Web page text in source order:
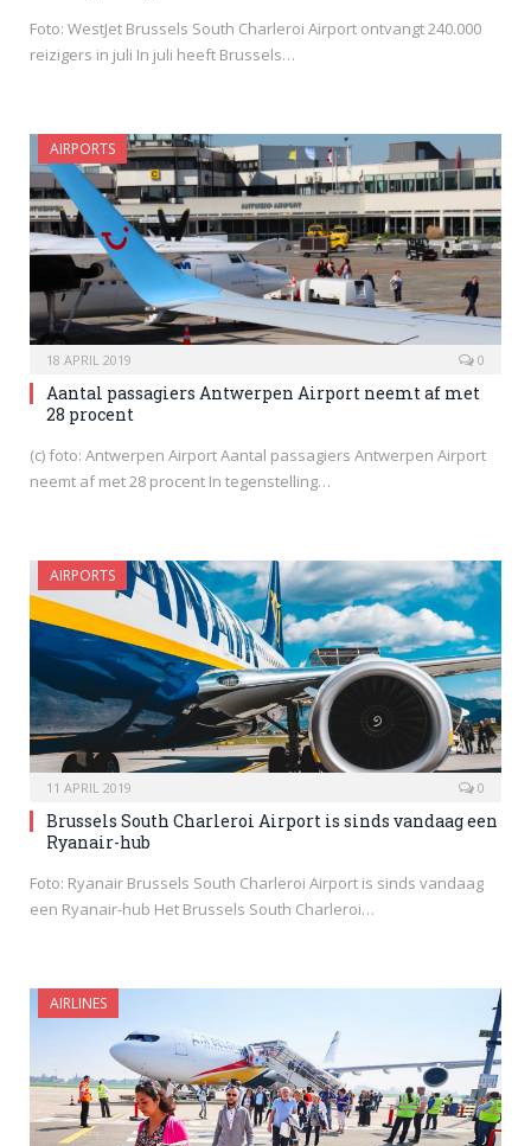
Foto: WestJet Brussels South Charleroi Airport ontvangt 240.000
reizigers in juli In juli heeft Brussels…
AIRPORTS
18 APRIL 2019 0
Aantal passagiers Antwerpen Airport neemt af met
28 procent
(c) foto: Antwerpen Airport Aantal passagiers Antwerpen Airport
neemt af met 28 procent In tegenstelling…
AIRPORTS
11 APRIL 2019 0
Brussels South Charleroi Airport is sinds vandaag een
Ryanair-hub
Foto: Ryanair Brussels South Charleroi Airport is sinds vandaag
een Ryanair-hub Het Brussels South Charleroi…
AIRLINES